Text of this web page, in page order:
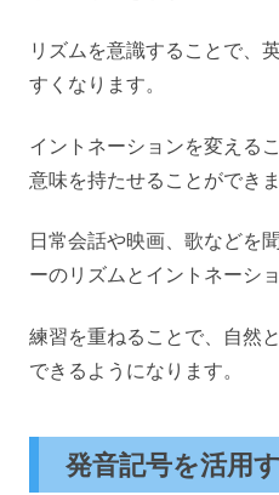
リズムを意識することで、
すくなります。
イントネーションを変える
意味を持たせることができま
日常会話や映画、歌などを
ーのリズムとイントネーシ
練習を重ねることで、自然
できるようになります。
発音記号を活用